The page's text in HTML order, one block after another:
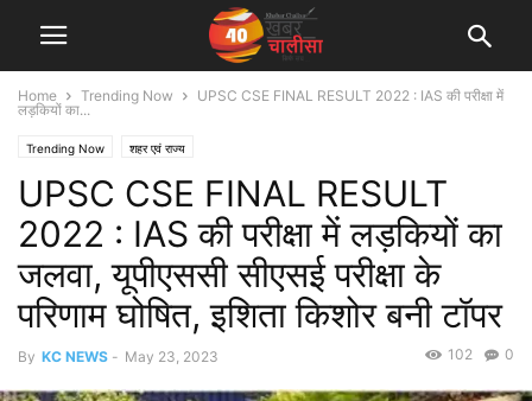
Home Trending Now
UPSC CSE FINAL RESULT 2022 : IAS की परीक्षा में
लड़कियों का...
Trending Now शहर एवं राज्य
UPSC CSE FINAL RESULT
2022 : IAS की परीक्षा में लड़कियों का
जलवा, यूपीएससी सीएसई परीक्षा के
परिणाम घोषित, इश‍िता किशोर बनी टॉपर
By KC NEWS - May 23, 2023 0
102